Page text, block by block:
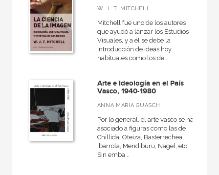
W. J. T. MITCHELL
Mitchell fue uno de los autores
que ayudó a lanzar los Estudios
Visuales, y a él se debe la
introducción de ideas hoy
habituales como los de...
Arte e Ideología en el País
Vasco, 1940-1980
ANNA MARIA GUASCH
Por lo general, el arte vasco se ha
asociado a figuras como las de
Chillida, Oteiza, Basterrechea,
Ibarrola, Mendiburu, Nagel, etc.
Sin emba...